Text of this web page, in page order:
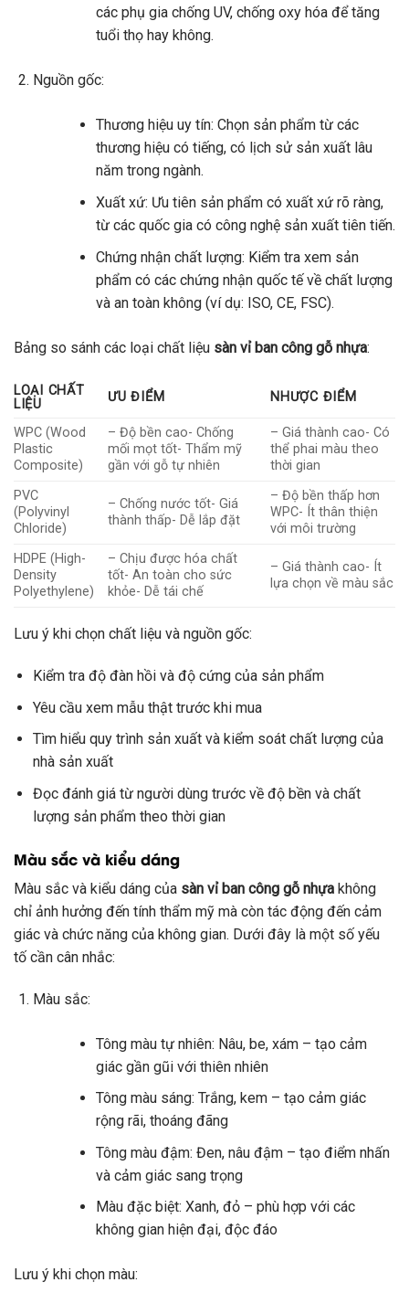
các phụ gia chống UV, chống oxy hóa để tăng
tuổi thọ hay không.
Nguồn gốc:
Thương hiệu uy tín: Chọn sản phẩm từ các
thương hiệu có tiếng, có lịch sử sản xuất lâu
năm trong ngành.
Xuất xứ: Ưu tiên sản phẩm có xuất xứ rõ ràng,
từ các quốc gia có công nghệ sản xuất tiên tiến.
Chứng nhận chất lượng: Kiểm tra xem sản
phẩm có các chứng nhận quốc tế về chất lượng
và an toàn không (ví dụ: ISO, CE, FSC).
Bảng so sánh các loại chất liệu sàn vỉ ban công gỗ nhựa:
LOẠI CHẤT
LIỆU
ƯU ĐIỂM NHƯỢC ĐIỂM
WPC (Wood
Plastic
Composite)
– Độ bền cao- Chống
mối mọt tốt- Thẩm mỹ
gần với gỗ tự nhiên
– Giá thành cao- Có
thể phai màu theo
thời gian
PVC
(Polyvinyl
Chloride)
– Chống nước tốt- Giá
thành thấp- Dễ lắp đặt
– Độ bền thấp hơn
WPC- Ít thân thiện
với môi trường
HDPE (High-
Density
Polyethylene)
– Chịu được hóa chất
tốt- An toàn cho sức
khỏe- Dễ tái chế
– Giá thành cao- Ít
lựa chọn về màu sắc
Lưu ý khi chọn chất liệu và nguồn gốc:
Kiểm tra độ đàn hồi và độ cứng của sản phẩm
Yêu cầu xem mẫu thật trước khi mua
Tìm hiểu quy trình sản xuất và kiểm soát chất lượng của
nhà sản xuất
Đọc đánh giá từ người dùng trước về độ bền và chất
lượng sản phẩm theo thời gian
Màu sắc và kiểu dáng
Màu sắc và kiểu dáng của sàn vỉ ban công gỗ nhựa không
chỉ ảnh hưởng đến tính thẩm mỹ mà còn tác động đến cảm
giác và chức năng của không gian. Dưới đây là một số yếu
tố cần cân nhắc:
Màu sắc:
Tông màu tự nhiên: Nâu, be, xám – tạo cảm
giác gần gũi với thiên nhiên
Tông màu sáng: Trắng, kem – tạo cảm giác
rộng rãi, thoáng đãng
Tông màu đậm: Đen, nâu đậm – tạo điểm nhấn
và cảm giác sang trọng
Màu đặc biệt: Xanh, đỏ – phù hợp với các
không gian hiện đại, độc đáo
Lưu ý khi chọn màu: